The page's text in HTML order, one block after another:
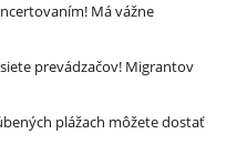
Má vážne
prevádzačov! Migrantov
plážach môžete dostať